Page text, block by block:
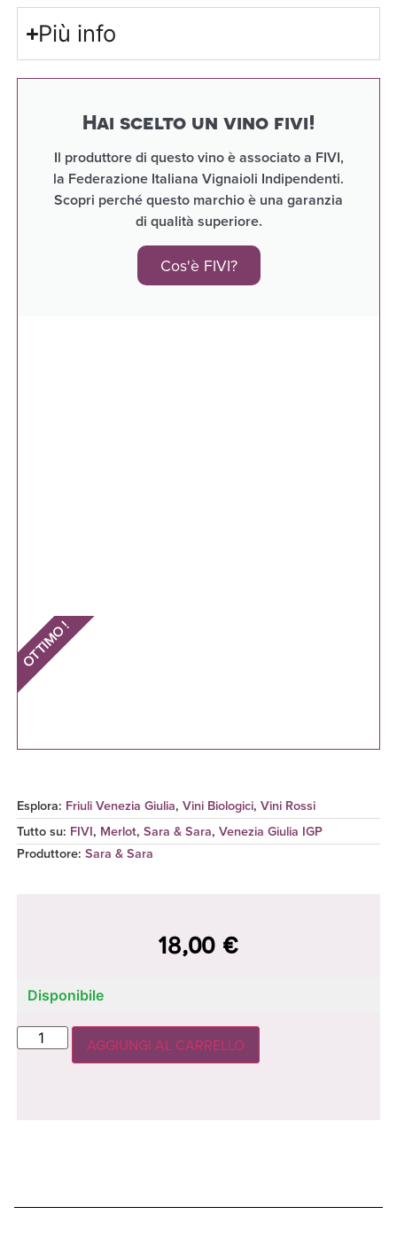
Più info
Hai scelto un vino fivi!
Il produttore di questo vino è associato a FIVI,
la Federazione Italiana Vignaioli Indipendenti.
Scopri perché questo marchio è una garanzia
di qualità superiore.
Cos'è FIVI?
OTTIMO !
Esplora: Friuli Venezia Giulia,Vini Biologici,Vini Rossi
Tutto su: FIVI, Merlot,Sara & Sara,Venezia Giulia IGP
Produttore:Sara & Sara
18,00 €
Disponibile
AGGIUNGI AL CARRELLO